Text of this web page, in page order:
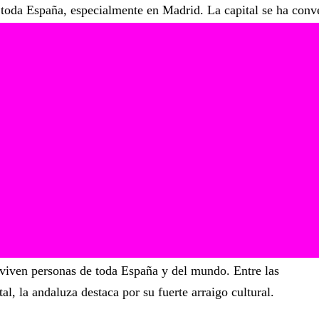
España, especialmente en Madrid. La capital se ha
tan populares en una ciudad que, en teoría, no forma parte
la
y cómo este baile sigue vivo en fiestas y eventos de
comunidad andaluza
personas de toda España y del mundo. Entre las
la andaluza destaca por su fuerte arraigo cultural.